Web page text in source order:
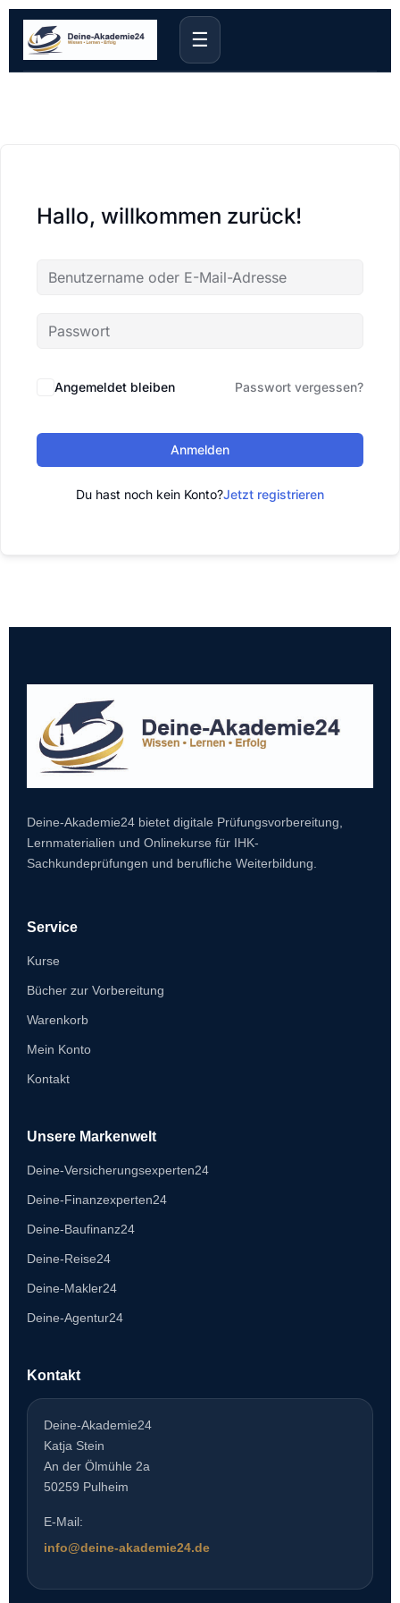
☰
Hallo, willkommen zurück!
Angemeldet bleiben Passwort vergessen?
Anmelden
Du hast noch kein Konto?Jetzt registrieren
Deine-Akademie24 bietet digitale Prüfungsvorbereitung,
Lernmaterialien und Onlinekurse für IHK-
Sachkundeprüfungen und berufliche Weiterbildung.
Service
Kurse
Bücher zur Vorbereitung
Warenkorb
Mein Konto
Kontakt
Unsere Markenwelt
Deine-Versicherungsexperten24
Deine-Finanzexperten24
Deine-Baufinanz24
Deine-Reise24
Deine-Makler24
Deine-Agentur24
Kontakt
Deine-Akademie24
Katja Stein
An der Ölmühle 2a
50259 Pulheim
E-Mail:
info@deine-akademie24.de